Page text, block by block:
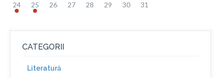
24 25 26 27 28 29 30 31
CATEGORII
Literatură